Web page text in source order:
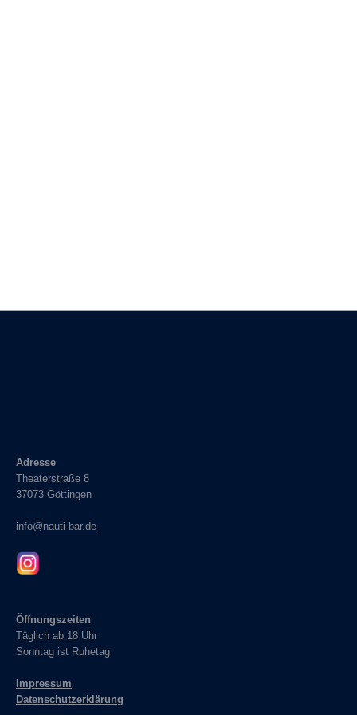
Adresse
Theaterstraße 8
37073 Göttingen
info@nauti-bar.de
Öffnungszeiten
Täglich ab 18 Uhr
Sonntag ist Ruhetag
Impressum
Datenschutzerklärung